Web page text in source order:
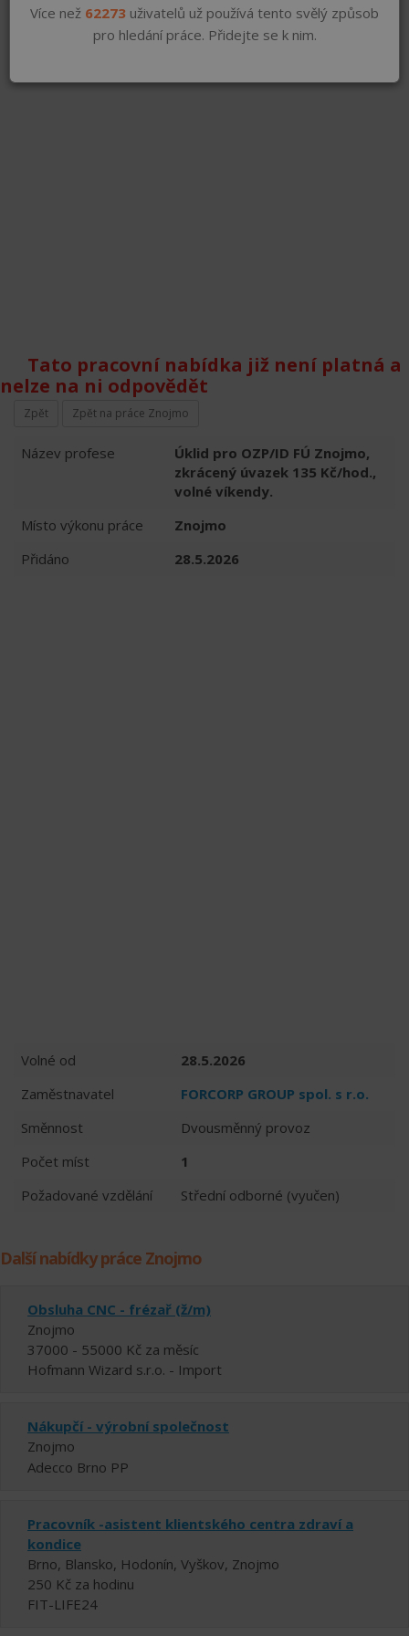
Tato pracovní nabídka již není platná a
nelze na ni odpovědět
Zpět Zpět na práce Znojmo
Název profese
Úklid pro OZP/ID FÚ Znojmo,
zkrácený úvazek 135 Kč/hod.,
volné víkendy.
Místo výkonu práce
Znojmo
Přidáno
28.5.2026
Volné od
28.5.2026
Zaměstnavatel
FORCORP GROUP spol. s r.o.
Směnnost
Dvousměnný provoz
Počet míst
1
Požadované vzdělání
Střední odborné (vyučen)
Další nabídky práce Znojmo
Obsluha CNC - frézař (ž/m)
Znojmo
37000 - 55000 Kč za měsíc
Hofmann Wizard s.r.o. - Import
Nákupčí - výrobní společnost
Znojmo
Adecco Brno PP
Pracovník -asistent klientského centra zdraví a
kondice
Brno, Blansko, Hodonín, Vyškov, Znojmo
250 Kč za hodinu
FIT-LIFE24
Více než 62273 uživatelů už používá tento svělý způsob
pro hledání práce. Přidejte se k nim.